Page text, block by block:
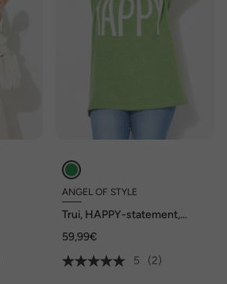
ANGEL OF STYLE
Trui, HAPPY-statement,
59,99€
5
(2)